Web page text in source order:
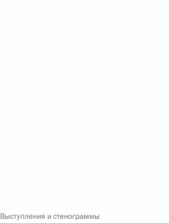
Выступления и стенограммы